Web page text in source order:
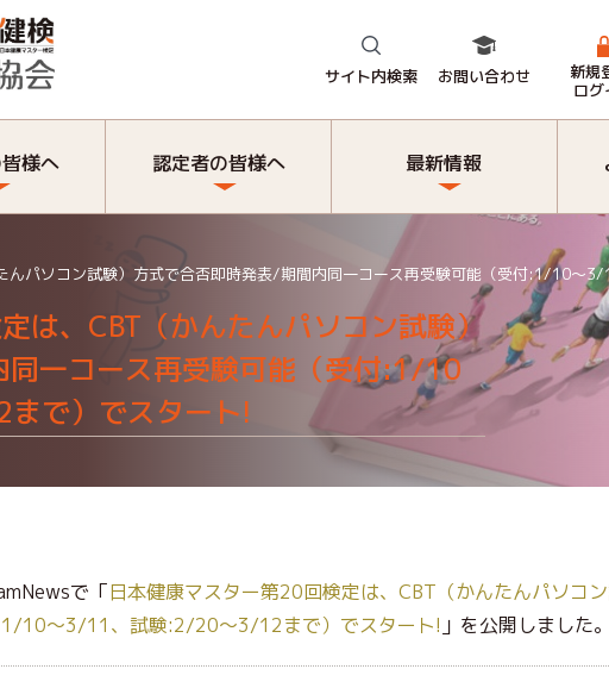
サイト内検索 お問い合わせ
新規
ログ
様へ 認定者の皆様へ 最新情報
んパソコン試験）方式で合否即時発表/期間内同一コース再受験可能（受付:1/10
は、CBT（かんたんパソコン試験）
一コース再受験可能（受付:1/10
で）でスタート!
で「日本健康マスター第20回検定は、CBT（かんたんパソコ
10～3/11、試験:2/20～3/12まで）でスタート! 」を公開しました。